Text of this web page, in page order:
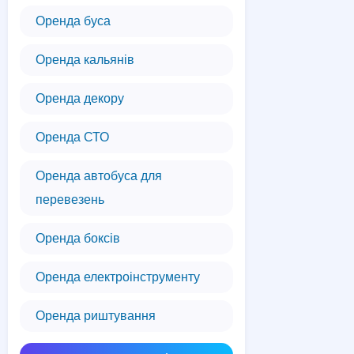
Оренда буса
Оренда кальянів
Оренда декору
Оренда СТО
Оренда автобуса для
перевезень
Оренда боксів
Оренда електроінструменту
Оренда риштування